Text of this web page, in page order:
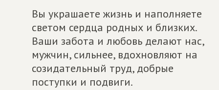
Вы украшаете жизнь и наполняете
светом сердца родных и близких.
Ваши забота и любовь делают нас,
мужчин, сильнее, вдохновляют на
созидательный труд, добрые
поступки и подвиги.